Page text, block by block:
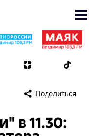
Поделиться
в 11.30: